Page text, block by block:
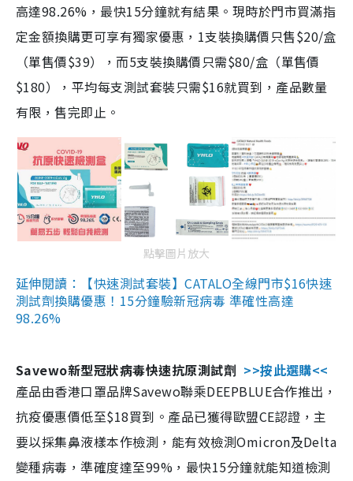
高達98.26%，最快15分鐘就有結果。現時於門市買滿指
定金額換購更可享有獨家優惠，1支裝換購價只售$20/盒
（單售價$39），而5支裝換購價只需$80/盒（單售價
$180），平均每支測試套裝只需$16就買到，產品數量
有限，售完即止。
點擊圖片放大
延伸閱讀：【快速測試套裝】CATALO全線門市$16快速
測試劑換購優惠！15分鐘驗新冠病毒 準確性高達
98.26%
Savewo新型冠狀病毒快速抗原測試劑 >>按此選購<<
產品由香港口罩品牌Savewo聯乘DEEPBLUE合作推出，
抗疫優惠價低至$18買到。產品已獲得歐盟CE認證，主
要以採集鼻液樣本作檢測，能有效檢測Omicron及Delta
變種病毒，準確度達至99%，最快15分鐘就能知道檢測